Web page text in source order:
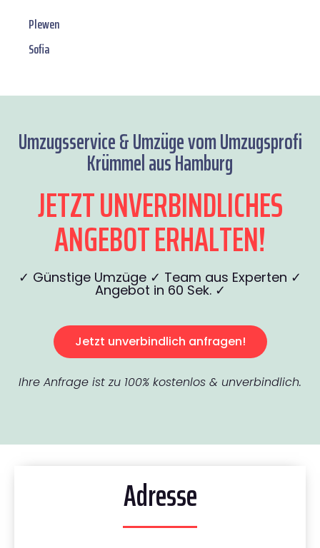
Plewen
Sofia
Umzugsservice & Umzüge vom Umzugsprofi
Krümmel aus Hamburg
JETZT UNVERBINDLICHES
ANGEBOT ERHALTEN!
✓ Günstige Umzüge ✓ Team aus Experten ✓
Angebot in 60 Sek. ✓
Jetzt unverbindlich anfragen!
Ihre Anfrage ist zu 100% kostenlos & unverbindlich.
Adresse